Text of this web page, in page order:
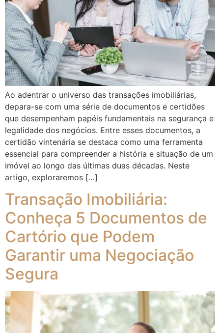
Ao adentrar o universo das transações imobiliárias,
depara-se com uma série de documentos e certidões
que desempenham papéis fundamentais na segurança e
legalidade dos negócios. Entre esses documentos, a
certidão vintenária se destaca como uma ferramenta
essencial para compreender a história e situação de um
imóvel ao longo das últimas duas décadas. Neste
artigo, exploraremos […]
Transação Imobiliária:
Conheça 5 Documentos de
Cartório que Podem
Garantir uma Negociação
Segura